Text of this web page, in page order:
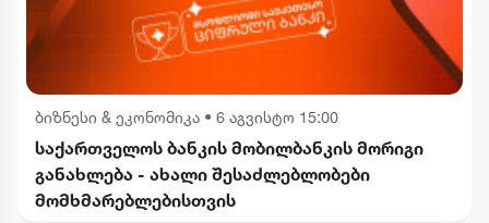
ბიზნესი & ეკონომიკა • 6 აგვისტო 15:00
საქართველოს ბანკის მობილბანკის მორიგი
განახლება - ახალი შესაძლებლობები
მომხმარებლებისთვის